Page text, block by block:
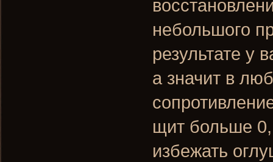
небольшого
результате у
а значит в
щит больше
избежать